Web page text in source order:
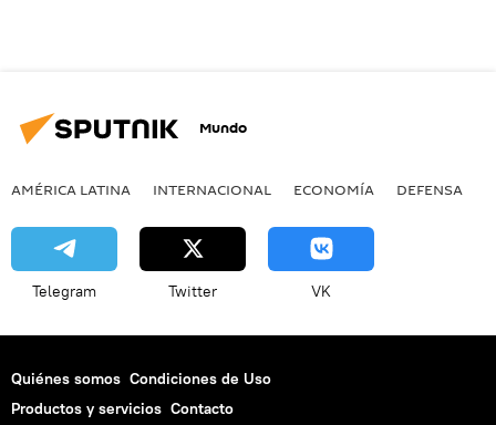
Mundo
AMÉRICA LATINA INTERNACIONAL ECONOMÍA DEFENSA
Telegram Twitter VK
Quiénes somos Condiciones de Uso
Productos y servicios Contacto